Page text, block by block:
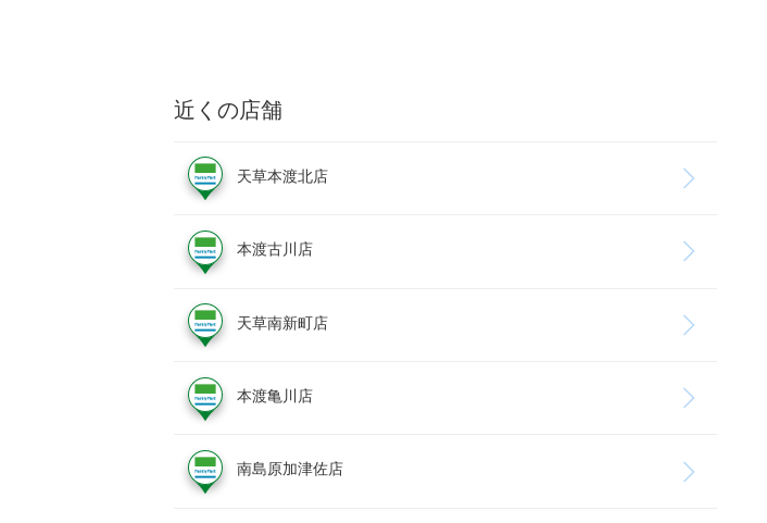
近くの店舗
天草本渡北店
本渡古川店
天草南新町店
本渡亀川店
南島原加津佐店